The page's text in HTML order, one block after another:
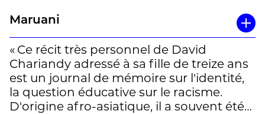
Maruani
« Ce récit très personnel de David
Chariandy adressé à sa fille de treize ans
est un journal de mémoire sur l'identité,
la question éducative sur le racisme.
D'origine afro-asiatique, il a souvent été